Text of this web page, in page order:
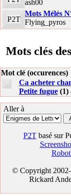
ash00
P2T
Mots Mélés
Flying_pyros
Mots clés
Mot clé (occurences)
Ca acheter
Petite fugue
Aller à
P2Tbasé sur
© Copyright
Rickard